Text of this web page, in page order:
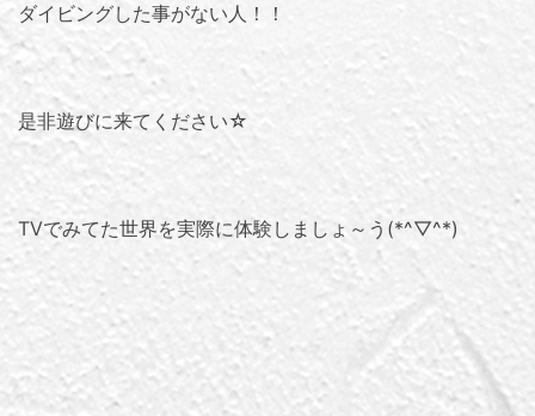
ダイビングした事がない人！！
是非遊びに来てください☆
TVでみてた世界を実際に体験しましょ～う(*^▽^*)